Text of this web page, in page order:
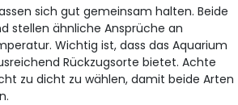
sich gut gemeinsam halten. Beide
stellen ähnliche Ansprüche an
Wichtig ist, dass das Aquarium
Rückzugsorte bietet. Achte
zu dicht zu wählen, damit beide Arten